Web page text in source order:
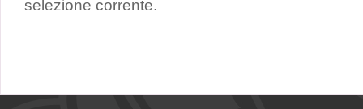
selezione corrente.